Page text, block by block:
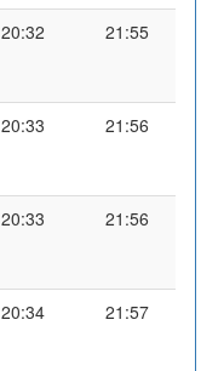
20:32 21:55
20:33 21:56
20:33 21:56
20:34 21:57